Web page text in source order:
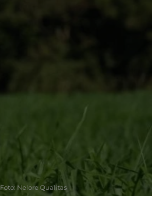
Foto: Nelore Qualitas